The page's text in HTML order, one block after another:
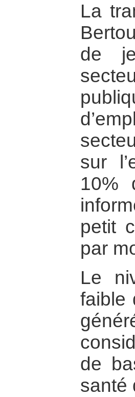
La
de
sur
10%
petit
par
Le
faible
de
santé